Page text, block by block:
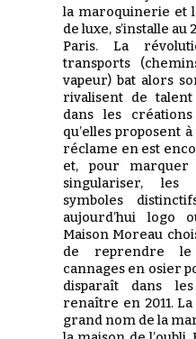
la maroquinerie et
de luxe, s’installe
Paris. La
transports
vapeur) bat alors
rivalisent de
dans les
qu’elles proposent
réclame en est
et, pour
singulariser,
symboles
aujourd’hui logo
Maison Moreau
de reprendre le
cannages en osier
disparaît dans
renaître en 2011.
grand nom de la